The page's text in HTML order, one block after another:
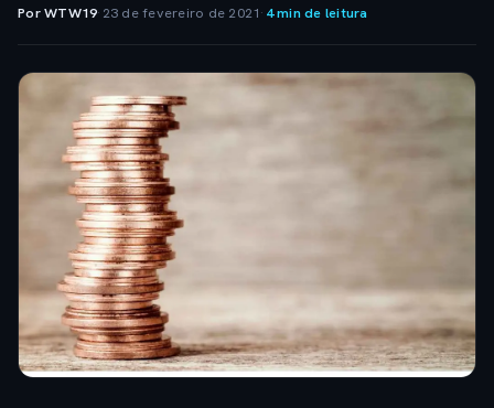
Por WTW19· 23 de fevereiro de 2021· 4 min de leitura